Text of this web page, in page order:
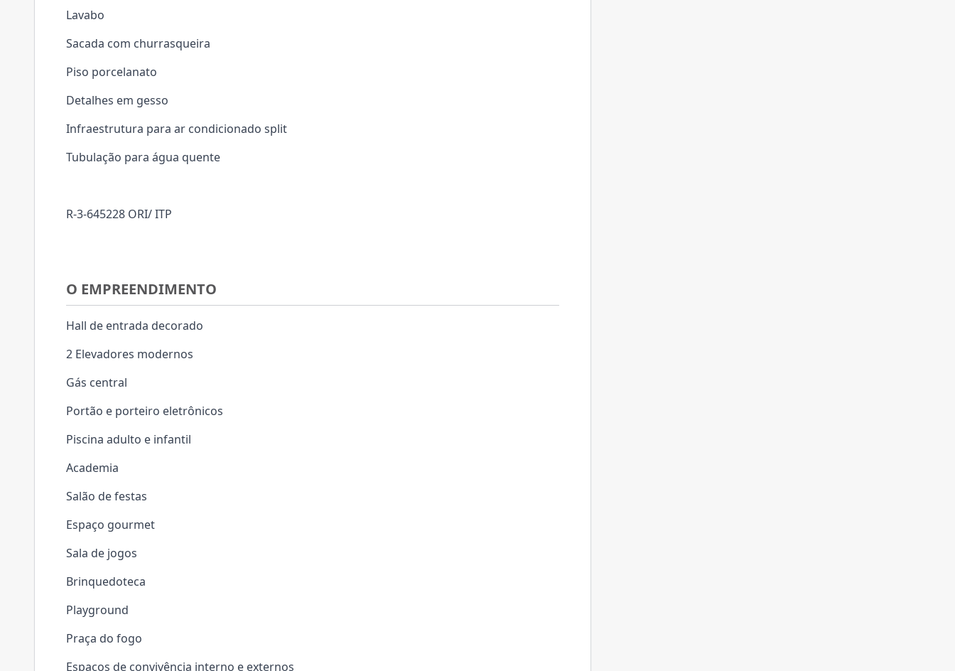
Lavabo
Sacada com churrasqueira
Piso porcelanato
Detalhes em gesso
Infraestrutura para ar condicionado split
Tubulação para água quente
R-3-645228 ORI/ ITP
O EMPREENDIMENTO
Hall de entrada decorado
2 Elevadores modernos
Gás central
Portão e porteiro eletrônicos
Piscina adulto e infantil
Academia
Salão de festas
Espaço gourmet
Sala de jogos
Brinquedoteca
Playground
Praça do fogo
Espaços de convivência interno e externos